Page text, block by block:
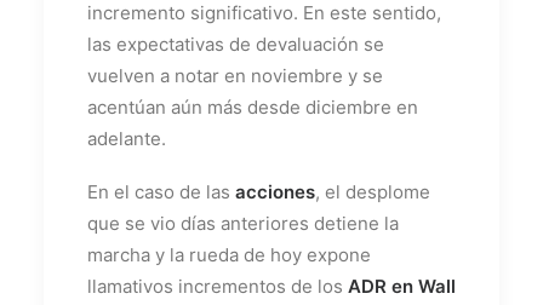
incremento significativo. En este sentido,
las expectativas de devaluación se
vuelven a notar en noviembre y se
acentúan aún más desde diciembre en
adelante.
En el caso de las acciones, el desplome
que se vio días anteriores detiene la
marcha y la rueda de hoy expone
llamativos incrementos de los ADR en Wall